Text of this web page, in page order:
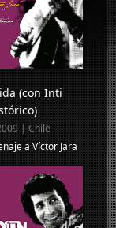
(con Inti
| Chile
a Víctor Jara